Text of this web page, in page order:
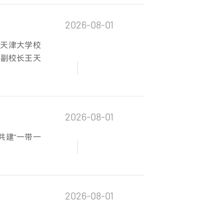
2026-08-01
津大学校
校长王天
2026-08-01
建“一带一
2026-08-01